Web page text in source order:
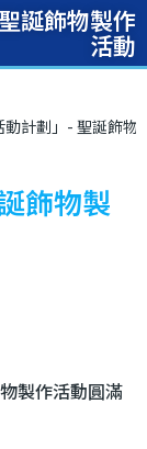
誕飾物製作
活動
計劃」- 聖誕飾物
飾物製
製作活動圓滿